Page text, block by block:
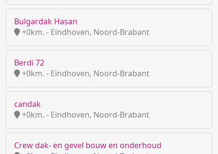
Bulgardak Hasan
+0km. - Eindhoven, Noord-Brabant
Berdi 72
+0km. - Eindhoven, Noord-Brabant
candak
+0km. - Eindhoven, Noord-Brabant
Crew dak- en gevel bouw en onderhoud